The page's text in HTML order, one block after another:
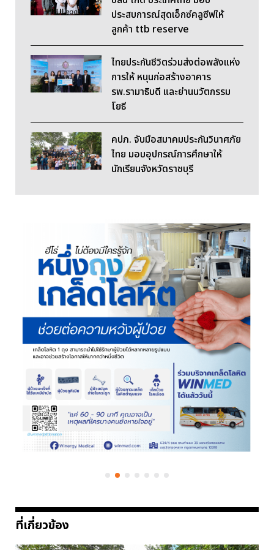
ประสบการณ์สุดเอ็กซ์คลูซีฟให้
ลูกค้า ttb reserve
ไทยประกันชีวิตร่วมส่งต่อพลังแห่ง
การให้ หนุนก่อสร้างอาคาร
รพ.รามาธิบดี และย่านนวัตกรรม
โยธี
คปภ. จับมือสมาคมประกันวินาศภัย
ไทย มอบอุปกรณ์การศึกษาให้
นักเรียนจังหวัดราชบุรี
ที่เกี่ยวข้อง